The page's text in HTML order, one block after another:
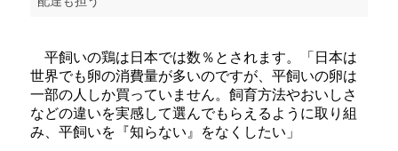
平飼いの鶏は日本では数％とされます。「日本は
世界でも卵の消費量が多いのですが、平飼いの卵は
一部の人しか買っていません。飼育方法やおいしさ
などの違いを実感して選んでもらえるように取り組
み、平飼いを『知らない』をなくしたい」